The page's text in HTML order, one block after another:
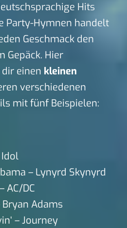
Hits
Party-Hymnen handelt
Geschmack den
Gepäck. Hier
einen kleinen
verschiedenen
mit fünf Beispielen:
– Lynyrd Skynyrd
AC/DC
Bryan Adams
– Journey